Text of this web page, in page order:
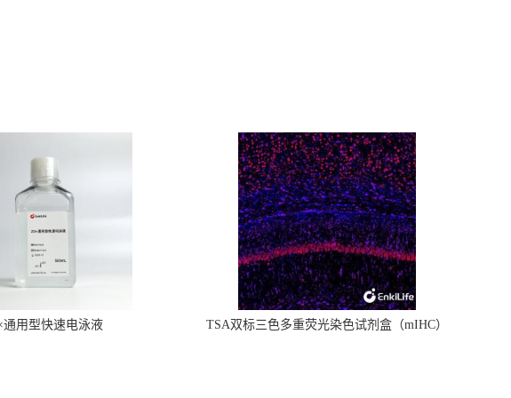
通用型快速电泳液 TSA双标三色多重荧光染色试剂盒（mIHC）